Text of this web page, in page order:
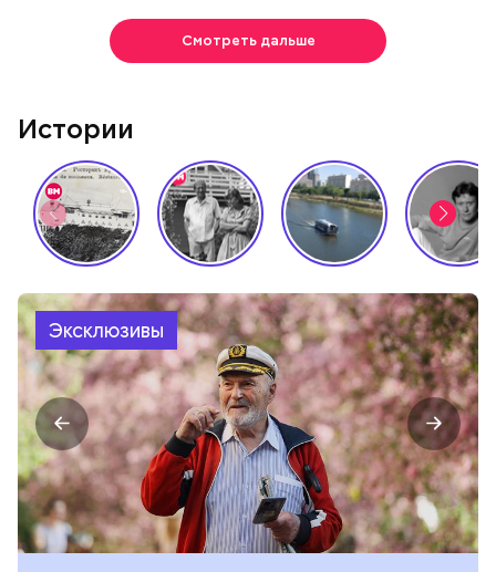
Смотреть дальше
Истории
Эксклюзивы